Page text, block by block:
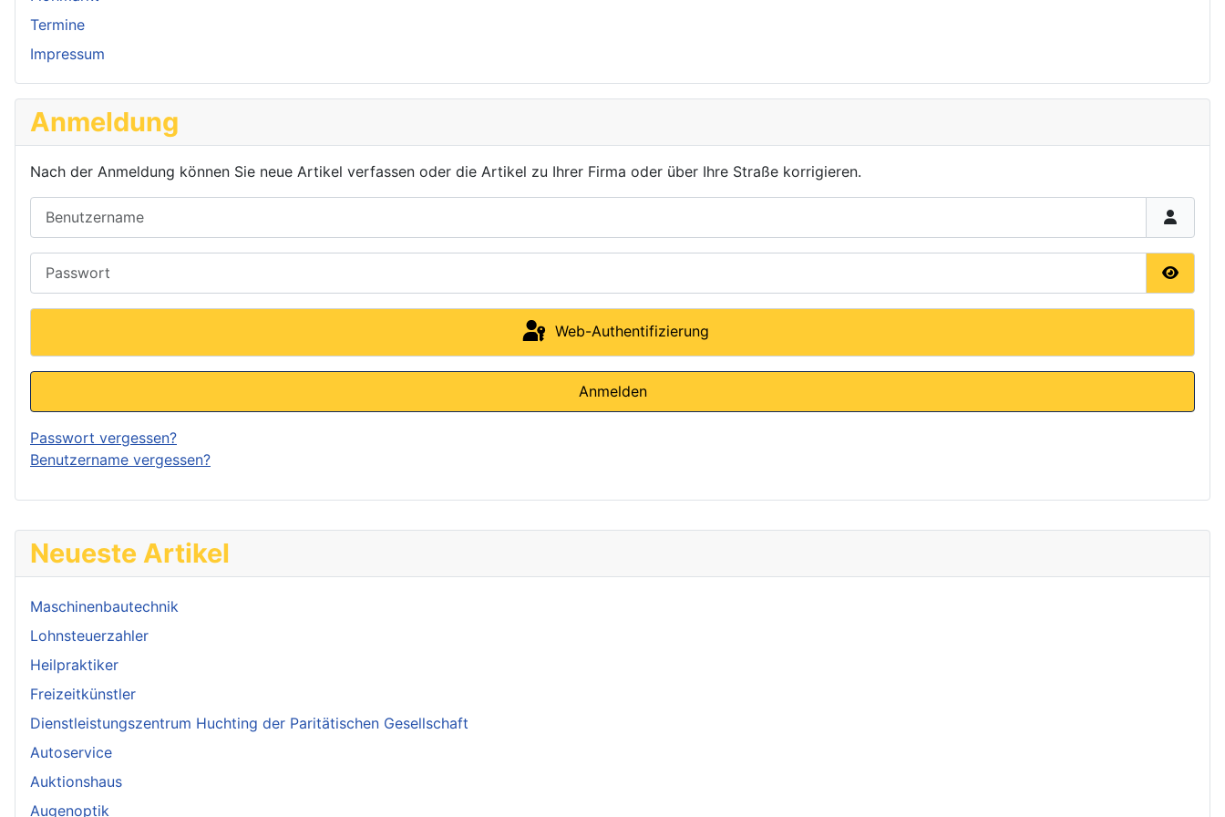
Neueste Artikel
Maschinenbautechnik
Lohnsteuerzahler
Heilpraktiker
Freizeitkünstler
Dienstleistungszentrum Huchting der Paritätischen Gesellschaft
Autoservice
Auktionshaus
Augenoptik
Termine
Impressum
Anmeldung
Nach der Anmeldung können Sie neue Artikel verfassen oder die Artikel zu Ihrer Firma oder über Ihre Straße korrigieren.
Web-Authentifizierung
Anmelden
Passwort vergessen?
Benutzername vergessen?